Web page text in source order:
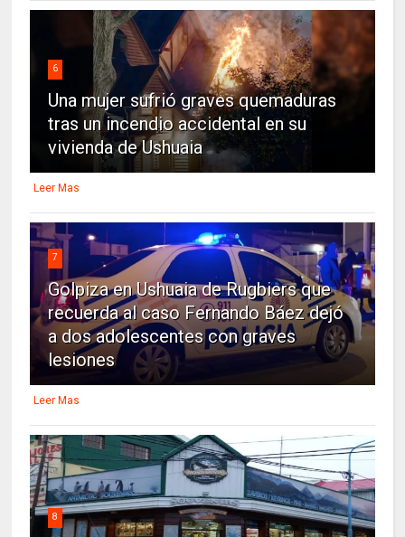
6
Una mujer sufrió graves quemaduras
tras un incendio accidental en su
vivienda de Ushuaia
Leer Mas
7
Golpiza en Ushuaia de Rugbiers que
recuerda al caso Fernando Báez dejó
a dos adolescentes con graves
lesiones
Leer Mas
8